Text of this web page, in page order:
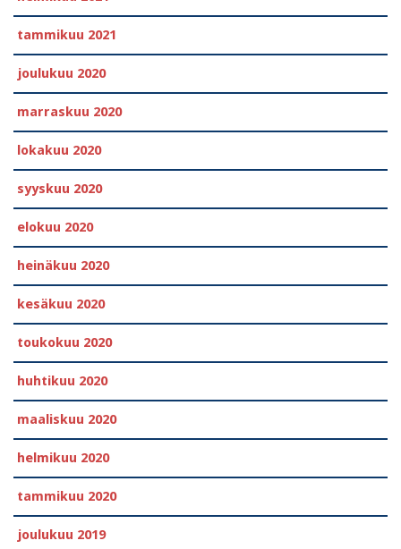
tammikuu 2021
joulukuu 2020
marraskuu 2020
lokakuu 2020
syyskuu 2020
elokuu 2020
heinäkuu 2020
kesäkuu 2020
toukokuu 2020
huhtikuu 2020
maaliskuu 2020
helmikuu 2020
tammikuu 2020
joulukuu 2019